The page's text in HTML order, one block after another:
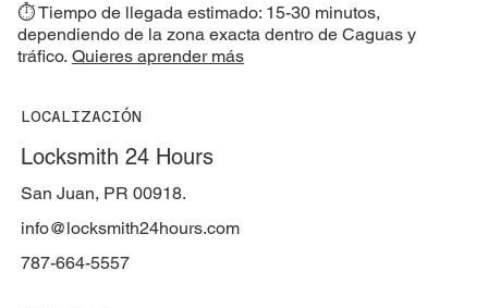
⏱️ Tiempo de llegada estimado: 15-30 minutos,
dependiendo de la zona exacta dentro de Caguas y
tráfico. Quieres aprender más
LOCALIZACIÓN
Locksmith 24 Hours
San Juan, PR 00918.
787-664-5557
info@locksmith24hours.com